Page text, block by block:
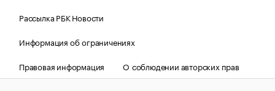
Рассылка РБК Новости
Информация об ограничениях
Правовая информация
О соблюдении авторских прав